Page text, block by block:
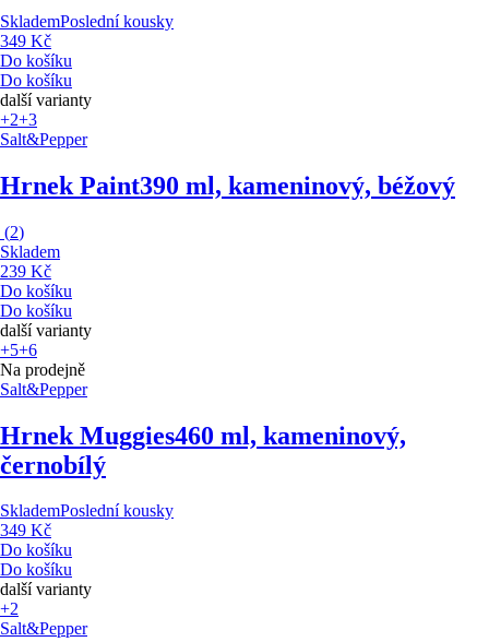
SklademPoslední kousky
349 Kč
Do košíku
Do košíku
další varianty
+2+3
Salt&Pepper
Hrnek Paint390 ml, kameninový, béžový
(2)
Skladem
239 Kč
Do košíku
Do košíku
další varianty
+5+6
Na prodejně
Salt&Pepper
Hrnek Muggies460 ml, kameninový,
černobílý
SklademPoslední kousky
349 Kč
Do košíku
Do košíku
další varianty
+2
Salt&Pepper